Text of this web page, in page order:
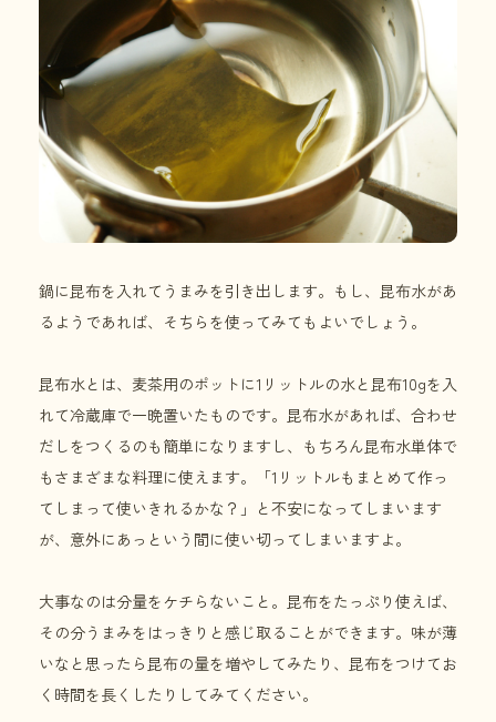
鍋に昆布を入れてうまみを引き出します。もし、昆布水があ
るようであれば、そちらを使ってみてもよいでしょう。
昆布水とは、麦茶用のポットに1リットルの水と昆布10gを入
れて冷蔵庫で一晩置いたものです。昆布水があれば、合わせ
だしをつくるのも簡単になりますし、もちろん昆布水単体で
もさまざまな料理に使えます。「1リットルもまとめて作っ
てしまって使いきれるかな？」と不安になってしまいます
が、意外にあっという間に使い切ってしまいますよ。
大事なのは分量をケチらないこと。昆布をたっぷり使えば、
その分うまみをはっきりと感じ取ることができます。味が薄
いなと思ったら昆布の量を増やしてみたり、昆布をつけてお
く時間を長くしたりしてみてください。